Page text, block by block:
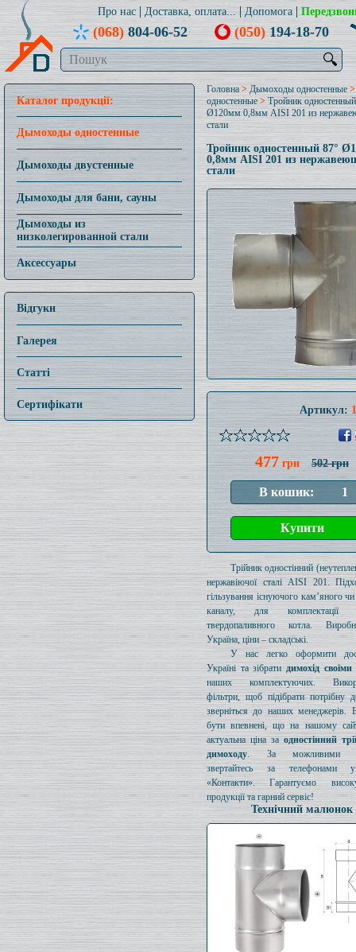
Про нас Доставка, оплата... Допомога
(068)804-06-52 (050)194-18-70
🔍
Каталог продукції:
Дымоходы одностенные
Дымоходы двустенные
Дымоходы для бани, сауны
Дымоходы из
низколегированной стали
Аксессуары
Відгуки
Галерея
Статті
Сертифікати
Головна > Дымоходы одностенные
одностенные >Тройник
Ø120мм 0,8мм AISI 201 из
стали
Тройник одностенный 87°
0,8мм AISI 201 из
стали
Артикул:
477 грн 502 грн
Трійник одностінний
нержавіючої сталі AISI 201.
гільзування існуючого кам’яного
каналу, для комплектації
твердопаливного котла.
Україна, ціни – складські.
У нас легко оформити
Україні та зібратидимохід
наших комплектуючих.
фільтри, щоб підібрати потрібну
зверніться до наших менеджерів.
бути впевнені, що на нашому
актуальна ціна заодностінний
димоходу. За можливими
звертайтесь за телефонами
«Контакти». Гарантуємо
продукції та гарний сервіс!
Технічний малюнок